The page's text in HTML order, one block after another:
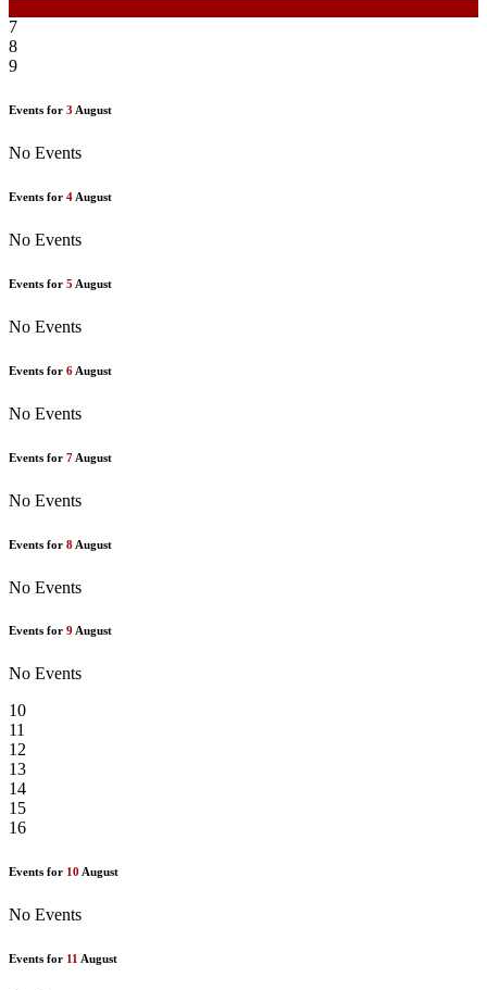
7
8
9
Events for 3 August
No Events
Events for 4 August
No Events
Events for 5 August
No Events
Events for 6 August
No Events
Events for 7 August
No Events
Events for 8 August
No Events
Events for 9 August
No Events
10
11
12
13
14
15
16
Events for 10 August
No Events
Events for 11 August